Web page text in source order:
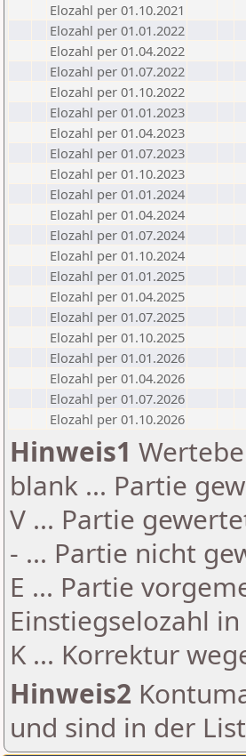
Elozahl per 01.10.2021
Elozahl per 01.01.2022
Elozahl per 01.04.2022
Elozahl per 01.07.2022
Elozahl per 01.10.2022
Elozahl per 01.01.2023
Elozahl per 01.04.2023
Elozahl per 01.07.2023
Elozahl per 01.10.2023
Elozahl per 01.01.2024
Elozahl per 01.04.2024
Elozahl per 01.07.2024
Elozahl per 01.10.2024
Elozahl per 01.01.2025
Elozahl per 01.04.2025
Elozahl per 01.07.2025
Elozahl per 01.10.2025
Elozahl per 01.01.2026
Elozahl per 01.04.2026
Elozahl per 01.07.2026
Elozahl per 01.10.2026
Hinweis1
blank ... Partie
V ... Partie
- ... Partie nicht
E ... Partie
Einstiegselozahl
K ... Korrektur
Hinweis2
und sind in der